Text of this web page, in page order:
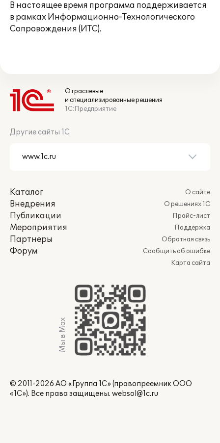
В настоящее время программа поддерживается
в рамках Информационно-Технологического
Сопровождения (ИТС).
Отраслевые
и специализированные решения
1С:Предприятие
Другие сайты 1С
Каталог
Внедрения
Публикации
Мероприятия
Партнеры
Форум
О сайте
О решениях 1С
Прайс-лист
Поддержка
Обратная связь
Сообщить об ошибке
Карта сайта
Мы в Max
© 2011-2026 АО «Группа 1С» (правопреемник ООО
«1С»). Все права защищены. websol@1c.ru